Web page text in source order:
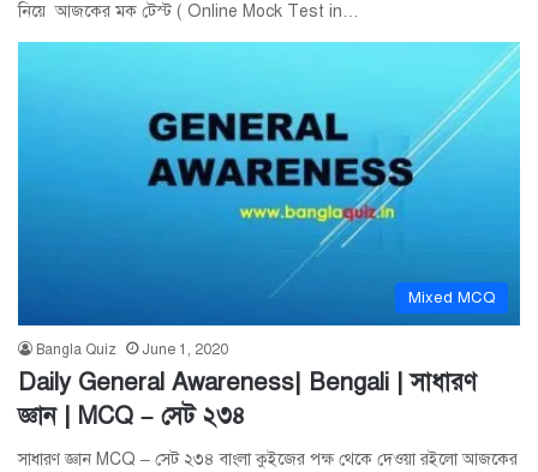
নিয়ে আজকের মক টেস্ট ( Online Mock Test in…
Mixed MCQ
Bangla Quiz June 1, 2020
Daily General Awareness| Bengali | সাধারণ
জ্ঞান | MCQ – সেট ২৩৪
সাধারণ জ্ঞান MCQ – সেট ২৩৪ বাংলা কুইজের পক্ষ থেকে দেওয়া রইলো আজকের